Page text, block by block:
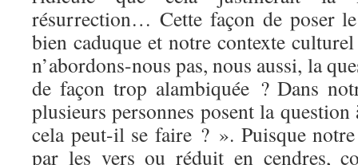
résurrection… Cette façon de poser
bien caduque et notre contexte
n’abordons-nous pas, nous aussi, la
de façon trop alambiquée ? Dans
plusieurs personnes posent la
cela peut-il se faire ? ». Puisque
par les vers ou réduit en cendres,